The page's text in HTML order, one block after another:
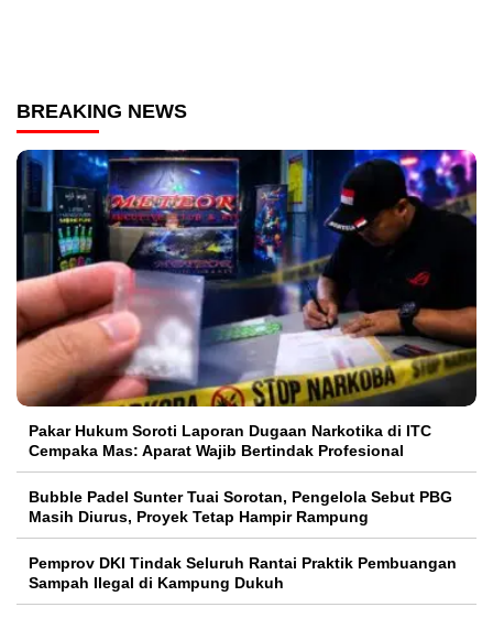
BREAKING NEWS
Pakar Hukum Soroti Laporan Dugaan Narkotika di ITC
Cempaka Mas: Aparat Wajib Bertindak Profesional
Bubble Padel Sunter Tuai Sorotan, Pengelola Sebut PBG
Masih Diurus, Proyek Tetap Hampir Rampung
Pemprov DKI Tindak Seluruh Rantai Praktik Pembuangan
Sampah Ilegal di Kampung Dukuh